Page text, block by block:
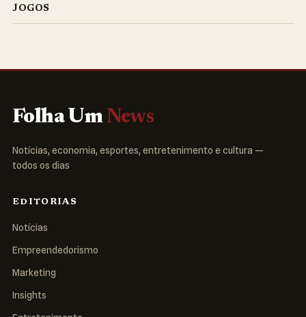
JOGOS
Folha Um News
Notícias, economia, esportes, entretenimento e cultura —
todos os dias
EDITORIAS
Notícias
Empreendedorismo
Marketing
Insights